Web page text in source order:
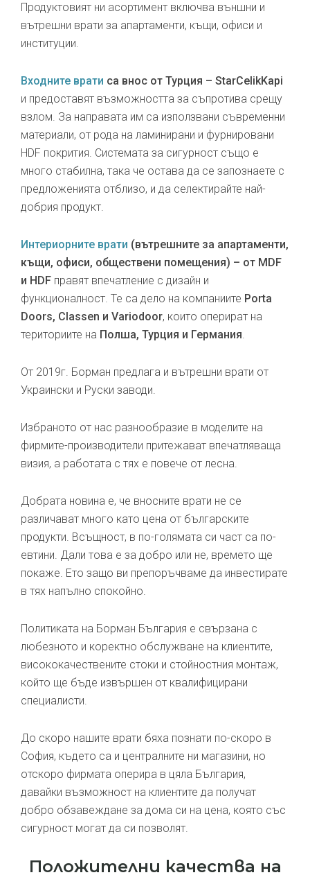
Продуктовият ни асортимент включва външни и
вътрешни врати за апартаменти, къщи, офиси и
институции.
Входните врати са внос от Турция – StarCelikKapi
и предоставят възможността за съпротива срещу
взлом. За направата им са използвани съвременни
материали, от рода на ламинирани и фурнировани
HDF покрития. Системата за сигурност също е
много стабилна, така че остава да се запознаете с
предложенията отблизо, и да селектирайте най-
добрия продукт.
Интериорните врати (вътрешните за апартаменти,
къщи, офиси, обществени помещения) – от MDF
и HDF правят впечатление с дизайн и
функционалност. Те са дело на компаниите Porta
Doors, Classen и Variodoor, които оперират на
териториите на Полша, Турция и Германия.
От 2019г. Борман предлага и вътрешни врати от
Украински и Руски заводи.
Избраното от нас разнообразие в моделите на
фирмите-производители притежават впечатляваща
визия, а работата с тях е повече от лесна.
Добрата новина е, че вносните врати не се
различават много като цена от българските
продукти. Всъщност, в по-голямата си част са по-
евтини. Дали това е за добро или не, времето ще
покаже. Ето защо ви препоръчваме да инвестирате
в тях напълно спокойно.
Политиката на Борман България е свързана с
любезното и коректно обслужване на клиентите,
висококачествените стоки и стойностния монтаж,
който ще бъде извършен от квалифицирани
специалисти.
До скоро нашите врати бяха познати по-скоро в
София, където са и централните ни магазини, но
отскоро фирмата оперира в цяла България,
давайки възможност на клиентите да получат
добро обзавеждане за дома си на цена, която със
сигурност могат да си позволят.
Положителни качества на